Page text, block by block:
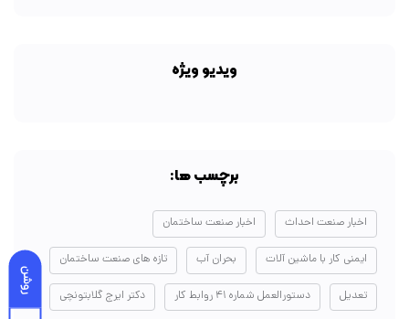
روشن
ویدیو ویژه
برچسب ها:
اخبار صنعت احداث اخبار صنعت ساختمان
ایمنی کار با ماشین آلات بحران آب تازه های صنعت ساختمان
تعدیل دستورالعمل شماره ۴۱ روابط کار دکتر ایرج گلابتونچی